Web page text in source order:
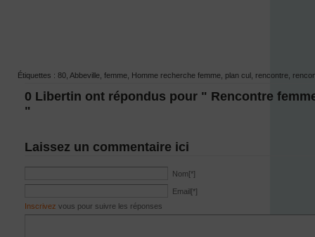
Étiquettes : 80 Abbeville femme Homme recherche femme plan cul rencontre
0 Libertin ont répondus pour " Rencontre
"
Laissez un commentaire ici
Nom[*]
Email[*]
Inscrivez vous pour suivre les réponses